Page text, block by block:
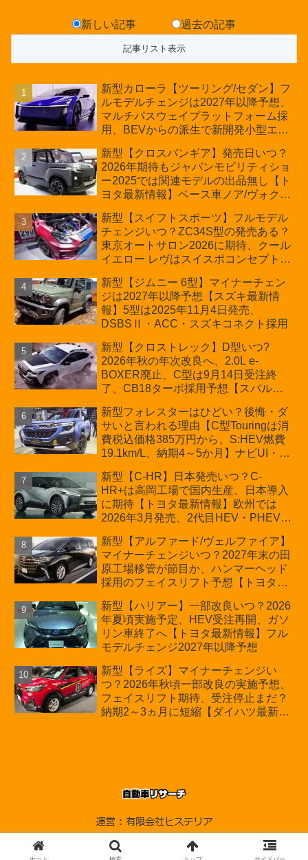
新しい記事 過去の記事
新型カローラ【ツーリング/セダン】フ
ルモデルチェンジは2027年以降予想、
マルチパスウェイプラットフォーム採
用、BEVからの派生で新開発小型エン
の採用は無しか【トヨタ最新情報】60
周年記念車発売
新型【クロスバンギア】発売日いつ？
2026年期待もジャパンモビリティショ
ー2025では関連モデルの出品無し【ト
ヨタ最新情報】ベース車ノア/ヴォクシ
ほか「コア」と「ツール」、デリカ
D:5対抗のクロスオーバーSUVミニバ
ン
新型【スイフトスポーツ】フルモデル
チェンジいつ？ZC34S型の発売ある？
東京オートサロン2026に期待、クール
イエロー レヴはスイスポコンセプト
プが争点【スズキ最新情報】特別仕様
車「ZC33S Final Edition」終了
新型【ジムニー 6型】マイナーチェン
ジは2027年以降予想【スズキ最新情
報】5型は2025年11月4日発売、
DSBSⅡ・ACC・スズキコネクト採用
新型【クロストレック】D型いつ?
2026年秋の年次改良へ、2.0L e-
BOXER廃止、C型は9月14日受注終
了、CB18ターボ採用予想【スバル最
新型フォレスターはひどい？後悔・ダ
サいと言われる理由【C型Touringは消
費税込価格385万円から、S:HEV燃費
19.1km/L、納期4～5か月】ナビUI・冬
カーオブザイヤーとJNCAP大賞受賞後
も残る注意点
新型【C-HR】日本発売いつ？C-
HR+は高岡工場で国内生産、日本導入
に期待【トヨタ最新情報】欧州では
2026年3月発売、2代目HEV・PHEVは
新型【アルファード/ヴェルファイア】
マイナーチェンジいつ？2027年末の田
原工場移管が節目か、ハンマーヘッド
採用のフェイスリフト予想【トヨタ最
費税込価格559万9000円から
新型【ハリアー】一部改良いつ？2026
年夏頃実施予定、HEV受注再開、ガソ
リン車終了へ【トヨタ最新情報】フル
モデルチェンジ2027年以降予想
新型【ライズ】マイナーチェンジい
つ？2026年秋頃一部改良の実施予想、
フェイスリフト期待、受注停止まだ？
納期2～3ヵ月に短縮【ダイハツ最新情